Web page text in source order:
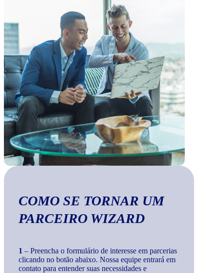
COMO SE TORNAR UM
PARCEIRO WIZARD
1 – Preencha o formulário de interesse em parcerias
clicando no botão abaixo. Nossa equipe entrará em
contato para entender suas necessidades e